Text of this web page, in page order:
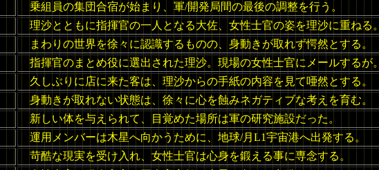
乗組員の集団合宿が始まり、軍/開発局間の最後の調整を行う。
理沙とともに指揮官の一人となる大佐、女性士官の姿を理沙に重ねる。
まわりの世界を徐々に認識するものの、身動きが取れず愕然とする。
指揮官のまとめ役に選出された理沙。現場の女性士官にメールするが。
久しぶりに店に来た客は、理沙からの手紙の内容を見て唖然とする。
身動きが取れない状態は、徐々に心を蝕みネガティブな考えを育む。
新しい体を与えられて、目覚めた場所は軍の研究施設だった。
運用メンバーは木星へ向かうために、地球/月L1宇宙港へ出発する。
苛酷な現実を受け入れ、女性士官は心身を鍛える事に専念する。